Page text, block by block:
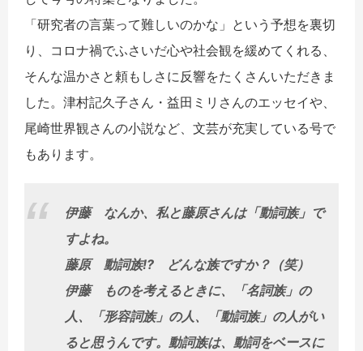
「研究者の言葉って難しいのかな」という予想を裏切
り、コロナ禍でふさいだ心や社会観を緩めてくれる、
そんな温かさと頼もしさに反響をたくさんいただきま
した。津村記久子さん・益田ミリさんのエッセイや、
尾崎世界観さんの小説など、文芸が充実している号で
もあります。
伊藤 なんか、私と藤原さんは「動詞族」で
すよね。
藤原 動詞族!? どんな族ですか？（笑）
伊藤 ものを考えるときに、「名詞族」の
人、「形容詞族」の人、「動詞族」の人がい
ると思うんです。動詞族は、動詞をベースに